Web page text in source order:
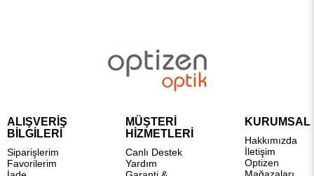
ALIŞVERİŞ
BİLGİLERİ
Siparişlerim
Favorilerim
MÜŞTERİ
HİZMETLERİ
Canlı Destek
Yardım
KURUMSAL
Hakkımızda
İletişim
Optizen